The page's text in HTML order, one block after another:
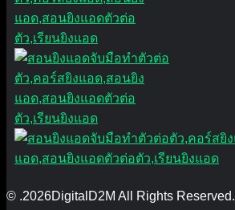
© .2026DigitalD2M All Rights Reserved.